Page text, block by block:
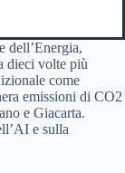
dell’Energia,
dieci volte più
come
emissioni di CO2
e Giacarta.
e sulla